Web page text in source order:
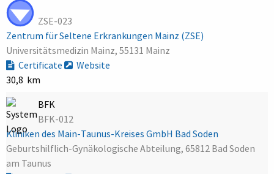
ZSE-023
Zentrum für Seltene Erkrankungen Mainz (ZSE)
Universitätsmedizin Mainz, 55131 Mainz
Certificate
Website
30,8 km
BFK
BFK-012
Kliniken des Main-Taunus-Kreises GmbH Bad Soden
Geburtshilflich-Gynäkologische Abteilung, 65812 Bad Soden
am Taunus